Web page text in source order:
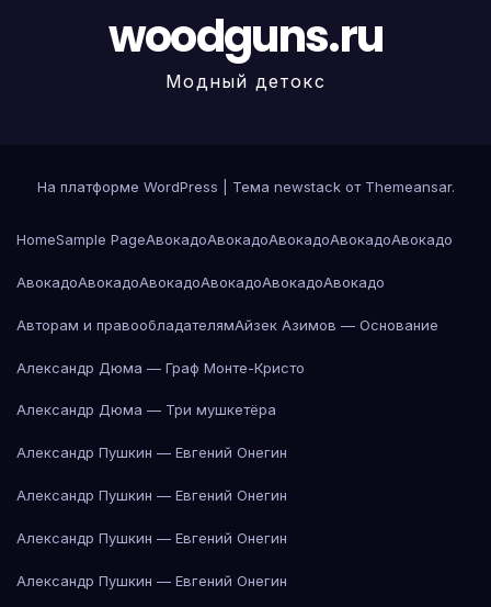
woodguns.ru
Модный детокс
На платформе WordPress Тема newstack от Themeansar.
HomeSample PageАвокадоАвокадоАвокадоАвокадоАвокадо
АвокадоАвокадоАвокадоАвокадоАвокадоАвокадо
Авторам и правообладателямАйзек Азимов — Основание
Александр Дюма — Граф Монте-Кристо
Александр Дюма — Три мушкетёра
Александр Пушкин — Евгений Онегин
Александр Пушкин — Евгений Онегин
Александр Пушкин — Евгений Онегин
Александр Пушкин — Евгений Онегин